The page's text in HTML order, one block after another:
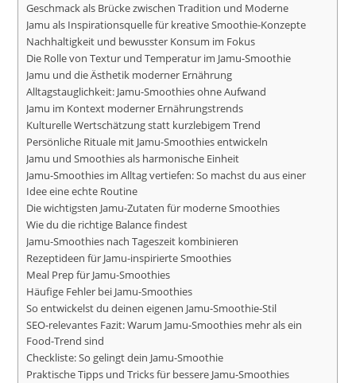
Geschmack als Brücke zwischen Tradition und Moderne
Jamu als Inspirationsquelle für kreative Smoothie-Konzepte
Nachhaltigkeit und bewusster Konsum im Fokus
Die Rolle von Textur und Temperatur im Jamu-Smoothie
Jamu und die Ästhetik moderner Ernährung
Alltagstauglichkeit: Jamu-Smoothies ohne Aufwand
Jamu im Kontext moderner Ernährungstrends
Kulturelle Wertschätzung statt kurzlebigem Trend
Persönliche Rituale mit Jamu-Smoothies entwickeln
Jamu und Smoothies als harmonische Einheit
Jamu-Smoothies im Alltag vertiefen: So machst du aus einer
Idee eine echte Routine
Die wichtigsten Jamu-Zutaten für moderne Smoothies
Wie du die richtige Balance findest
Jamu-Smoothies nach Tageszeit kombinieren
Rezeptideen für Jamu-inspirierte Smoothies
Meal Prep für Jamu-Smoothies
Häufige Fehler bei Jamu-Smoothies
So entwickelst du deinen eigenen Jamu-Smoothie-Stil
SEO-relevantes Fazit: Warum Jamu-Smoothies mehr als ein
Food-Trend sind
Checkliste: So gelingt dein Jamu-Smoothie
Praktische Tipps und Tricks für bessere Jamu-Smoothies